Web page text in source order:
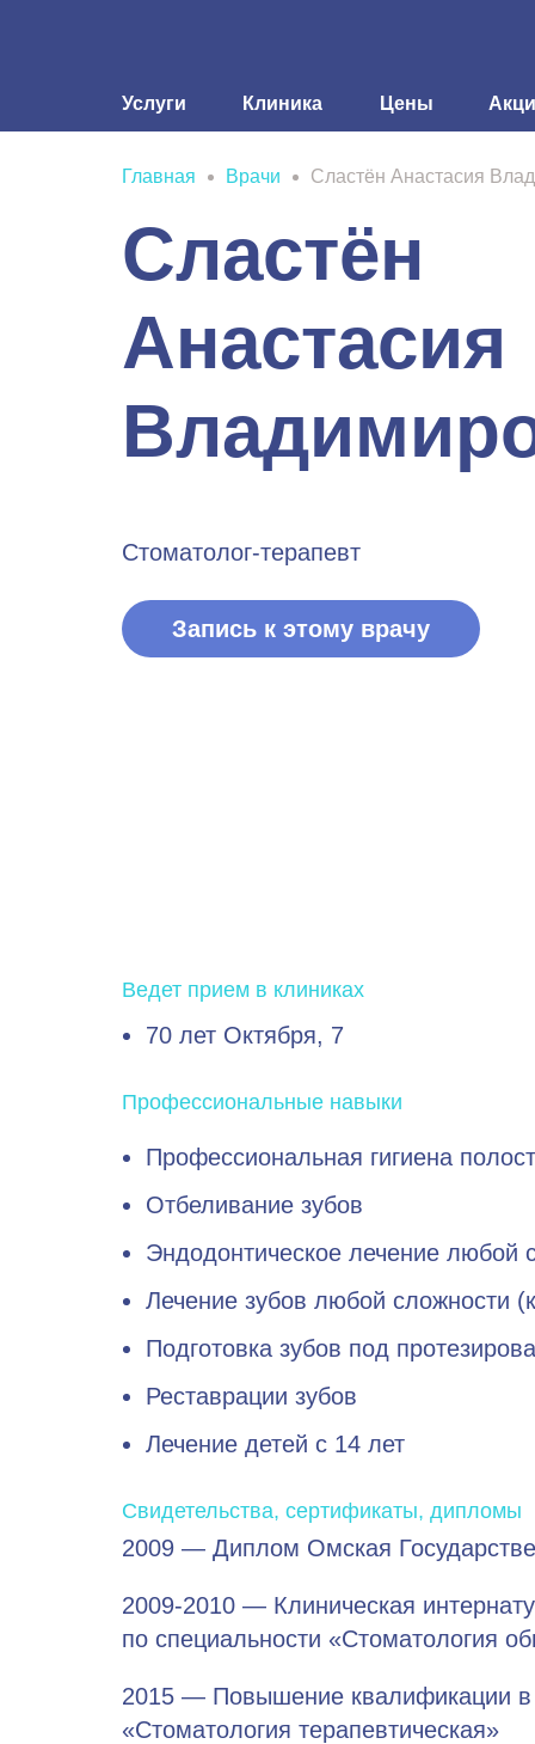
Услуги Клиника Цены
Главная Врачи Сластён Анастасия
Сластён
Анастасия
Стоматолог-терапевт
Запись к этому врачу
Ведет прием в клиниках
70 лет Октября, 7
Профессиональные навыки
Профессиональная гигиена
Отбеливание зубов
Эндодонтическое лечение любой
Лечение зубов любой сложности
Подготовка зубов под
Реставрации зубов
Лечение детей с 14 лет
Свидетельства, сертификаты, дипломы
2009 — Диплом Омская
2009-2010 — Клиническая
по специальности «Стоматология
2015 — Повышение квалификации в
«Стоматология терапевтическая»